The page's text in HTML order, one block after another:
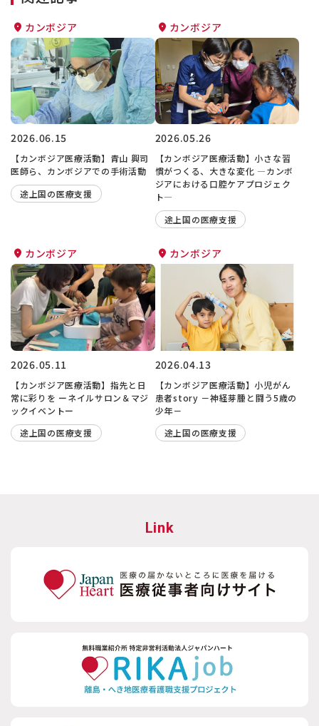
カンボジア
2026.06.15
【カンボジア医療活動】青山 興司
医師ら、カンボジアでの手術活動
途上国の医療支援
カンボジア
2026.05.26
【カンボジア医療活動】小さな習
慣がつくる、大きな変化 ―カンボ
ジアにおける口腔ケアプロジェク
ト―
途上国の医療支援
カンボジア
2026.05.11
【カンボジア医療活動】指先と日
常に彩りを ーネイルサロン＆マジ
ックイベントー
途上国の医療支援
カンボジア
2026.04.13
【カンボジア医療活動】小児がん
患者story －神経芽腫と闘う5歳の
少年－
途上国の医療支援
Link